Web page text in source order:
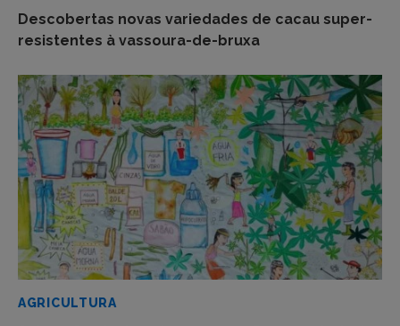
Descobertas novas variedades de cacau super-
resistentes à vassoura-de-bruxa
AGRICULTURA